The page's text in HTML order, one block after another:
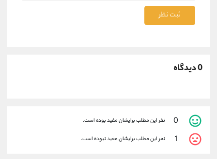
ثبت نظر
0 دیدگاه
0 نفر این مطلب برایشان مفید بوده است.
1 نفر این مطلب برایشان مفید نبوده است.